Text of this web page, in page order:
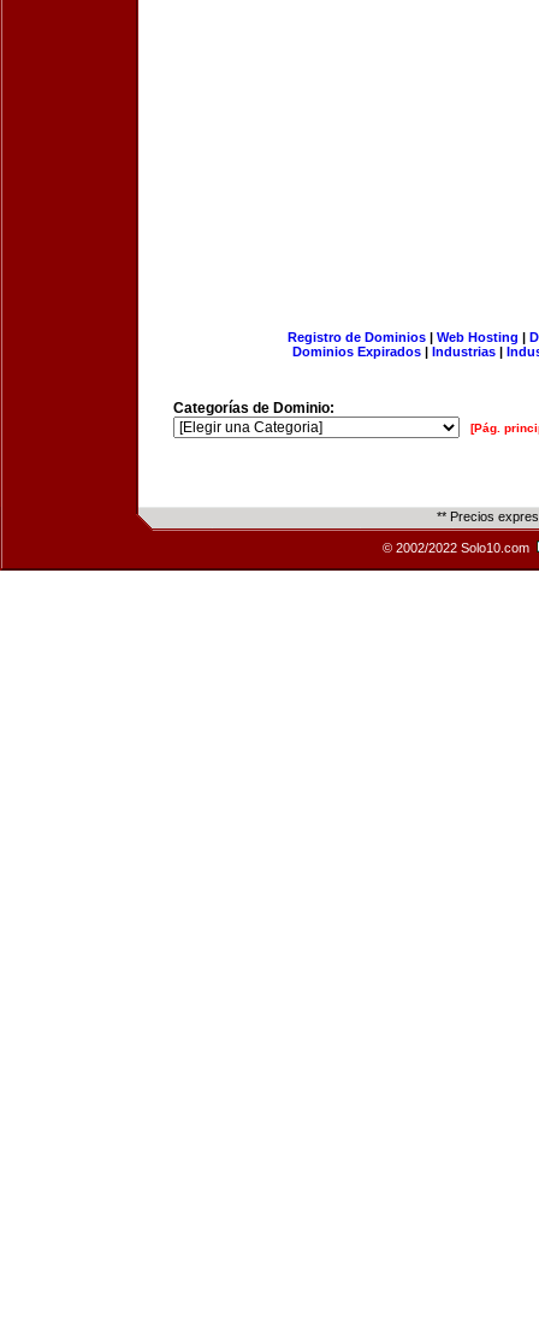
Registro de Dominios| Web Hosting |
Dominios Expirados | Industrias |
Categorías de Dominio:
[Pág.
** Precios
© 2002/2022 Solo10.com